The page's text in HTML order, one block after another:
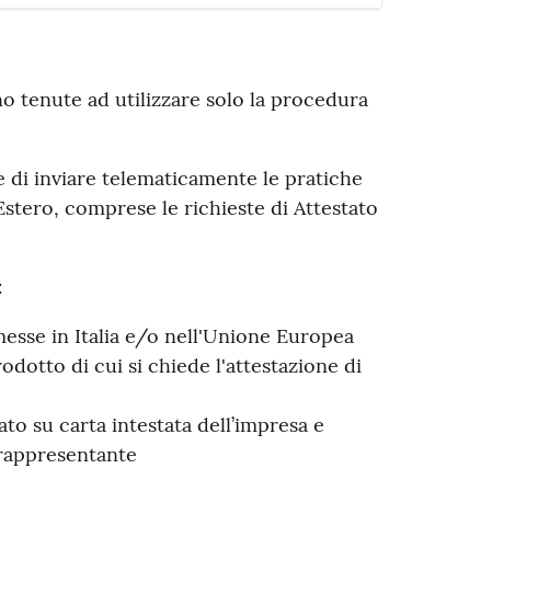
tenute ad utilizzare solo la procedura
inviare telematicamente le pratiche
comprese le richieste di Attestato
in Italia e/o nell'Unione Europea
di cui si chiede l'attestazione di
su carta intestata dell’impresa e